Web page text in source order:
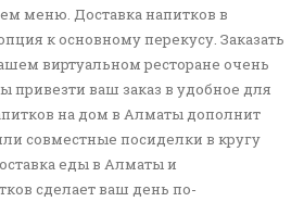
меню. Доставка напитков в
к основному перекусу. Заказать
виртуальном ресторане очень
привезти ваш заказ в удобное для
на дом в Алматы дополнит
совместные посиделки в кругу
еды в Алматы и
сделает ваш день по-